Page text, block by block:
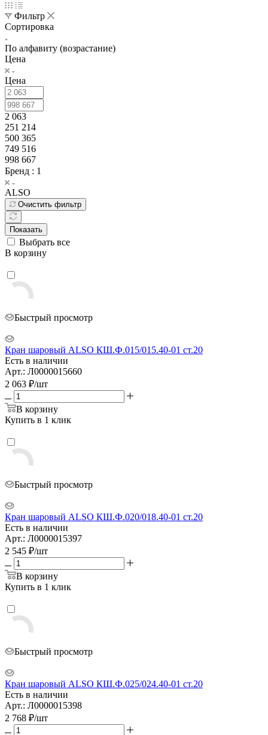
Фильтр
Сортировка
По алфавиту (возрастание)
Цена
Цена
2 063
251 214
500 365
749 516
998 667
Бренд : 1
ALSO
Очистить фильтр
Показать
Выбрать все
В корзину
Быстрый просмотр
Кран шаровый ALSO КШ.Ф.015/015.40-01 ст.20
Есть в наличии
Арт.: Л0000015660
2 063 ₽/шт
В корзину
Купить в 1 клик
Быстрый просмотр
Кран шаровый ALSO КШ.Ф.020/018.40-01 ст.20
Есть в наличии
Арт.: Л0000015397
2 545 ₽/шт
В корзину
Купить в 1 клик
Быстрый просмотр
Кран шаровый ALSO КШ.Ф.025/024.40-01 ст.20
Есть в наличии
Арт.: Л0000015398
2 768 ₽/шт